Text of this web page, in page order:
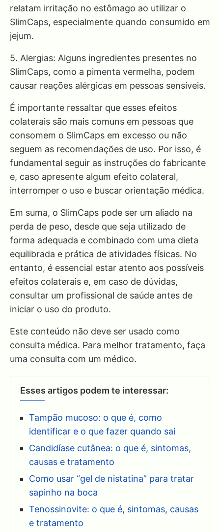
relatam irritação no estômago ao utilizar o
SlimCaps, especialmente quando consumido em
jejum.
5. Alergias: Alguns ingredientes presentes no
SlimCaps, como a pimenta vermelha, podem
causar reações alérgicas em pessoas sensíveis.
É importante ressaltar que esses efeitos
colaterais são mais comuns em pessoas que
consomem o SlimCaps em excesso ou não
seguem as recomendações de uso. Por isso, é
fundamental seguir as instruções do fabricante
e, caso apresente algum efeito colateral,
interromper o uso e buscar orientação médica.
Em suma, o SlimCaps pode ser um aliado na
perda de peso, desde que seja utilizado de
forma adequada e combinado com uma dieta
equilibrada e prática de atividades físicas. No
entanto, é essencial estar atento aos possíveis
efeitos colaterais e, em caso de dúvidas,
consultar um profissional de saúde antes de
iniciar o uso do produto.
Este conteúdo não deve ser usado como
consulta médica. Para melhor tratamento, faça
uma consulta com um médico.
Esses artigos podem te interessar:
Tampão mucoso: o que é, como
identificar e o que fazer quando sai
Candidíase cutânea: o que é, sintomas,
causas e tratamento
Como usar “gel de nistatina” para tratar
sapinho na boca
Tenossinovite: o que é, sintomas, causas
e tratamento